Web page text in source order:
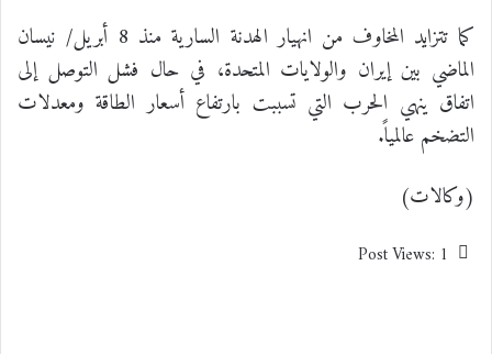
كما تتزايد المخاوف من انهيار الهدنة السارية منذ 8 أبريل/ نيسان
الماضي بين إيران والولايات المتحدة، في حال فشل التوصل إلى
اتفاق ينهي الحرب التي تسببت بارتفاع أسعار الطاقة ومعدلات
التضخم عالمياً.
(وكالات)
Post Views: 1